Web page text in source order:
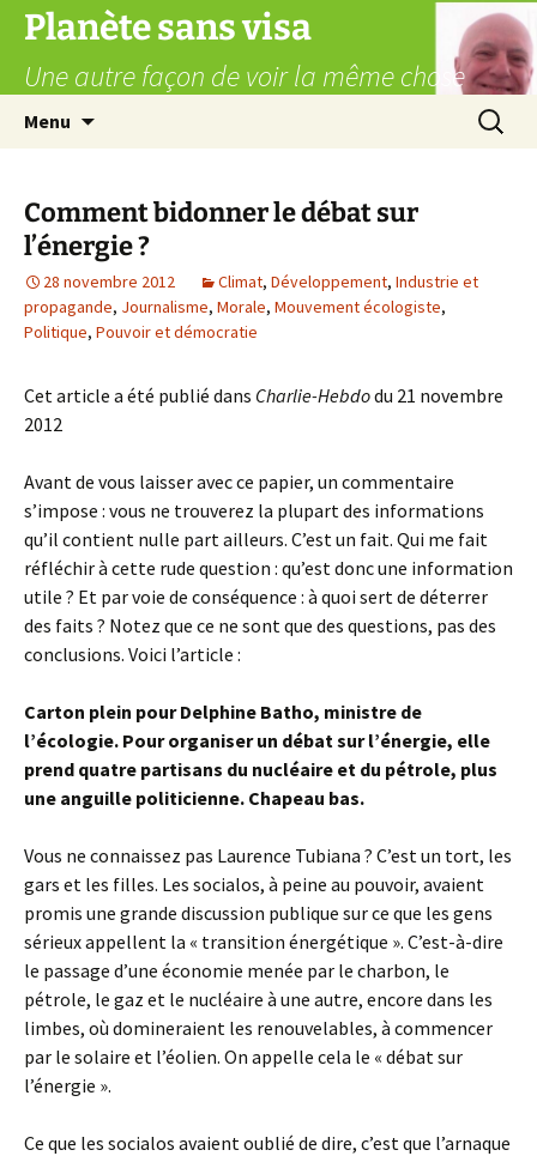
Aller
contenu
Planète sans visa
Une autre façon de voir la même chose
Menu
Comment bidonner le débat sur
l’énergie ?
28 novembre 2012 Climat, Développement, Industrie et
propagande, Journalisme, Morale, Mouvement écologiste,
Politique, Pouvoir et démocratie
Cet article a été publié dans Charlie-Hebdodu 21 novembre
2012
Avant de vous laisser avec ce papier, un commentaire
s’impose : vous ne trouverez la plupart des informations
qu’il contient nulle part ailleurs. C’est un fait. Qui me fait
réfléchir à cette rude question : qu’est donc une information
utile ? Et par voie de conséquence : à quoi sert de déterrer
des faits ? Notez que ce ne sont que des questions, pas des
conclusions. Voici l’article :
Carton plein pour Delphine Batho, ministre de
l’écologie. Pour organiser un débat sur l’énergie, elle
prend quatre partisans du nucléaire et du pétrole, plus
une anguille politicienne. Chapeau bas.
Vous ne connaissez pas Laurence Tubiana ? C’est un tort, les
gars et les filles. Les socialos, à peine au pouvoir, avaient
promis une grande discussion publique sur ce que les gens
sérieux appellent la « transition énergétique ». C’est-à-dire
le passage d’une économie menée par le charbon, le
pétrole, le gaz et le nucléaire à une autre, encore dans les
limbes, où domineraient les renouvelables, à commencer
par le solaire et l’éolien. On appelle cela le « débat sur
l’énergie ».
Ce que les socialos avaient oublié de dire, c’est que l’arnaque